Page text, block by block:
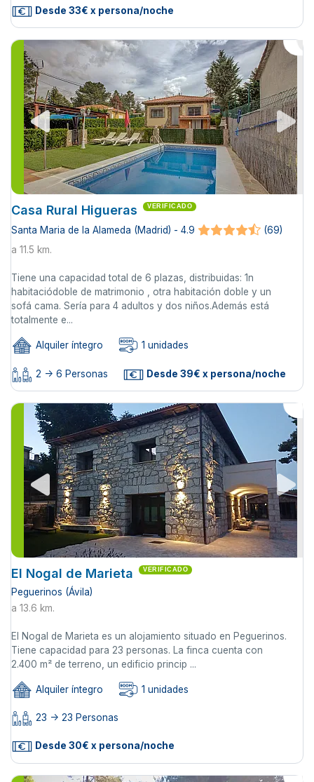
Desde 33€ x persona/noche
Casa Rural Higueras VERIFICADO
Santa Maria de la Alameda (Madrid) - 4.9
(69)
a 11.5 km.
Tiene una capacidad total de 6 plazas, distribuidas: 1n
habitaciódoble de matrimonio , otra habitación doble y un
sofá cama. Sería para 4 adultos y dos niños.Además está
totalmente e...
Alquiler íntegro 1 unidades
2 -> 6 Personas Desde 39€ x persona/noche
El Nogal de Marieta VERIFICADO
Peguerinos (Ávila)
a 13.6 km.
El Nogal de Marieta es un alojamiento situado en Peguerinos.
Tiene capacidad para 23 personas. La finca cuenta con
2.400 m² de terreno, un edificio princip ...
Alquiler íntegro 1 unidades
23 -> 23 Personas
Desde 30€ x persona/noche